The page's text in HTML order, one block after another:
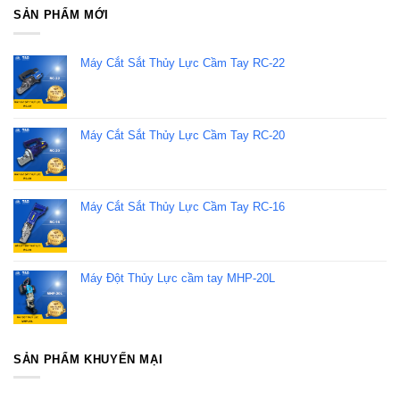
SẢN PHẨM MỚI
Máy Cắt Sắt Thủy Lực Cầm Tay RC-22
Máy Cắt Sắt Thủy Lực Cầm Tay RC-20
Máy Cắt Sắt Thủy Lực Cầm Tay RC-16
Máy Đột Thủy Lực cầm tay MHP-20L
SẢN PHẨM KHUYẾN MẠI